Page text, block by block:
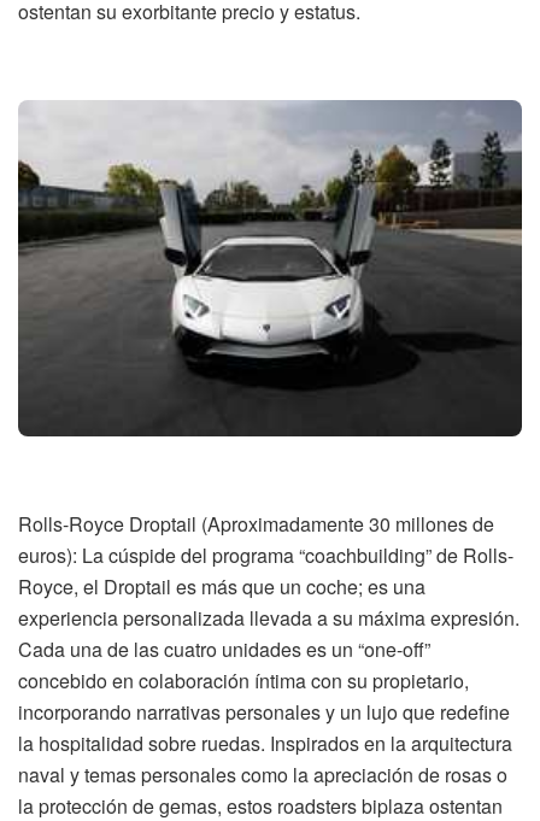
ostentan su exorbitante precio y estatus.
Rolls-Royce Droptail (Aproximadamente 30 millones de
euros): La cúspide del programa “coachbuilding” de Rolls-
Royce, el Droptail es más que un coche; es una
experiencia personalizada llevada a su máxima expresión.
Cada una de las cuatro unidades es un “one-off”
concebido en colaboración íntima con su propietario,
incorporando narrativas personales y un lujo que redefine
la hospitalidad sobre ruedas. Inspirados en la arquitectura
naval y temas personales como la apreciación de rosas o
la protección de gemas, estos roadsters biplaza ostentan